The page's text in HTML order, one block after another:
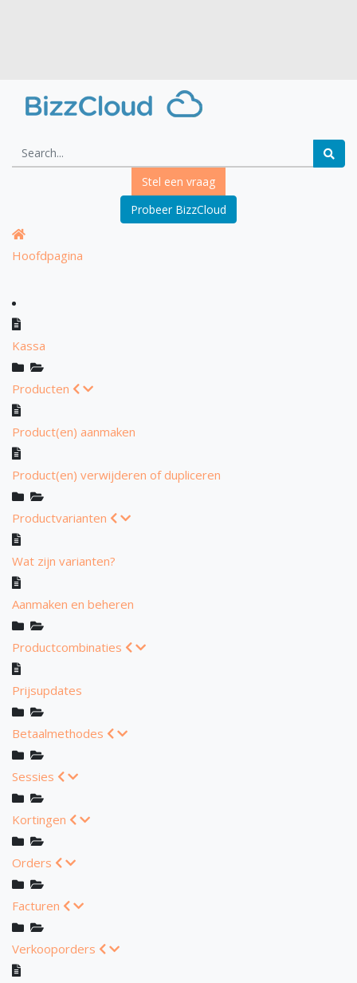
Stel een vraag
Probeer BizzCloud
Hoofdpagina
Kassa
Producten
Product(en) aanmaken
Product(en) verwijderen of dupliceren
Productvarianten
Wat zijn varianten?
Aanmaken en beheren
Productcombinaties
Prijsupdates
Betaalmethodes
Sessies
Kortingen
Orders
Facturen
Verkooporders